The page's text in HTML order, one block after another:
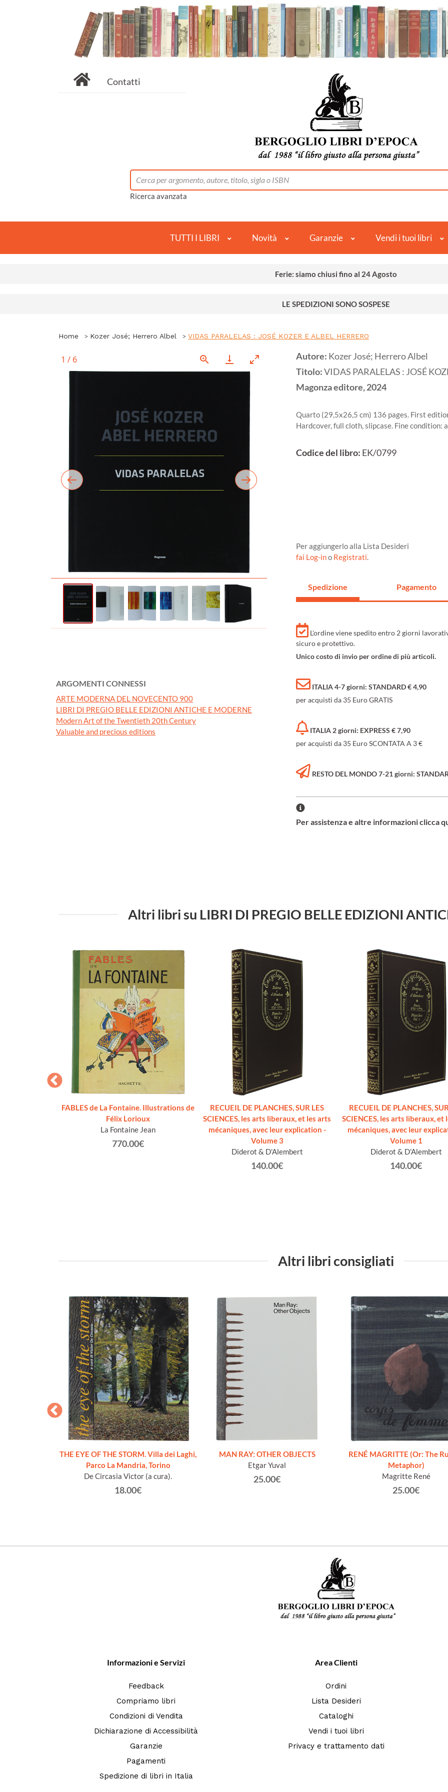
Contatti
Ricerca avanzata
TUTTI I LIBRI Novità Garanzie Vendi i tuoi libri
Ferie: siamo chiusi fino al 24 Agosto
LE SPEDIZIONI SONO SOSPESE
Home Kozer José; Herrero Albel VIDAS PARALELAS : JOSÉ KOZER E ALBEL HERRERO
1 / 6
ARGOMENTI CONNESSI
ARTE MODERNA DEL NOVECENTO 900
LIBRI DI PREGIO BELLE EDIZIONI ANTICHE E MODERNE
Modern Art of the Twentieth 20th Century
Valuable and precious editions
Autore: Kozer José; Herrero Albel
Titolo:VIDAS PARALELAS : JOSÉ
Magonza editore,2024
Quarto (29,5x26,5 cm) 136 pages. First
Hardcover, full cloth, slipcase. Fine condition:
Codice del libro: EK/0799
Per aggiungerlo alla Lista Desideri
fai Log-ino Registrati.
Spedizione Pagamento
L'ordine viene spedito entro 2 giorni
sicuro e protettivo.
Unico costo di invio per ordine di più articoli.
ITALIA 4-7 giorni: STANDARD € 4,90
per acquisti da 35 Euro GRATIS
ITALIA 2 giorni: EXPRESS € 7,90
per acquisti da 35 Euro SCONTATA A 3 €
RESTO DEL MONDO 7-21 giorni:
Per assistenza e altre informazioni clicca
Altri libri su LIBRI DI PREGIO BELLE EDIZIONI
FABLES de La Fontaine. Illustrations de
Félix Lorioux
La Fontaine Jean
770.00€
RECUEIL DE PLANCHES, SUR LES
SCIENCES, les arts liberaux, et les arts
mécaniques, avec leur explication -
Volume 3
Diderot & D'Alembert
140.00€
RECUEIL DE PLANCHES,
SCIENCES, les arts liberaux, et
mécaniques, avec leur
Volume 1
Diderot & D'Alembert
140.00€
Altri libri consigliati
THE EYE OF THE STORM. Villa dei Laghi,
Parco La Mandria, Torino
De Circasia Victor (a cura).
18.00€
MAN RAY: OTHER OBJECTS
Etgar Yuval
25.00€
RENÉ MAGRITTE (Or: The
Metaphor)
Magritte René
25.00€
Informazioni e Servizi
Feedback
Compriamo libri
Condizioni di Vendita
Dichiarazione di Accessibilità
Garanzie
Pagamenti
Spedizione di libri in Italia
Area Clienti
Ordini
Lista Desideri
Cataloghi
Vendi i tuoi libri
Privacy e trattamento dati